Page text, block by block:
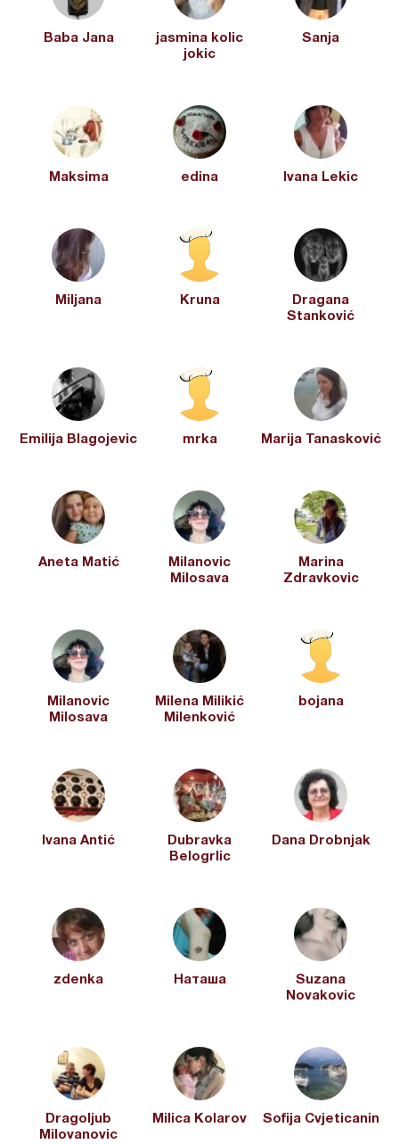
Baba Jana
jasmina kolic
jokic
Sanja
Maksima edina Ivana Lekic
Miljana Kruna
Dragana
Stanković
Emilija Blagojevic mrka Marija Tanasković
Aneta Matić
Milanovic
Milosava
Marina
Zdravkovic
Milanovic
Milosava
Milena Milikić
Milenković
bojana
Ivana Antić
Dubravka
Belogrlic
Dana Drobnjak
zdenka Наташа
Suzana
Novakovic
Dragoljub
Milovanovic
Milica Kolarov Sofija Cvjeticanin